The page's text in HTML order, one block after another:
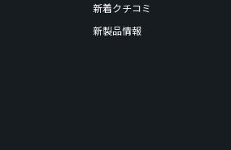
新着クチコミ
新製品情報